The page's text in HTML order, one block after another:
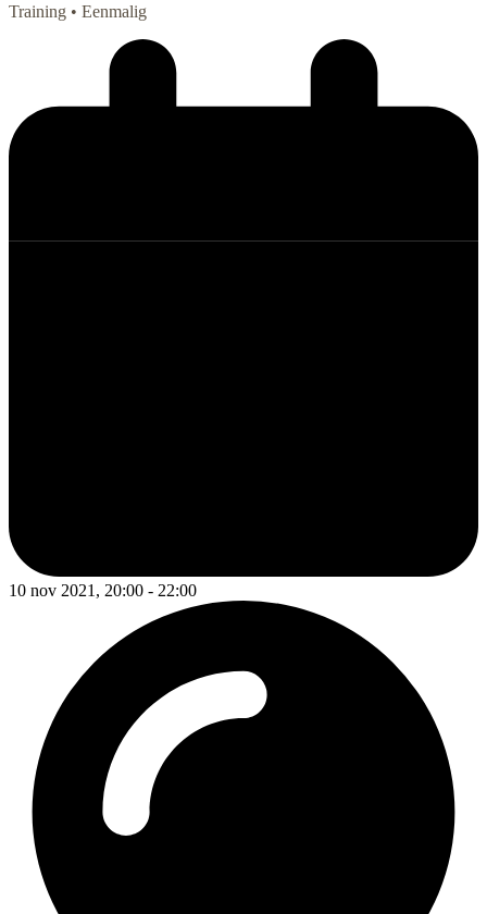
Training • Eenmalig
10 nov 2021, 20:00 - 22:00